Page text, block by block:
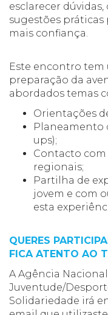
esclarecer
sugestões práticas
mais confiança.
Este encontro
preparação da
abordados temas
Orientações
Planeamento
ups);
Contacto
regionais;
Partilha de
jovem e com
esta
QUERES
FICA ATENTO AO
A Agência
Juventude/
Solidariedade irá